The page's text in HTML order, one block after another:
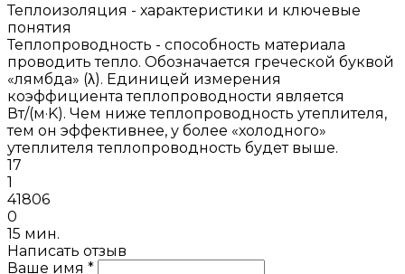
Теплоизоляция - характеристики и ключевые
понятия
Теплопроводность - способность материала
проводить тепло. Обозначается греческой буквой
«лямбда» (λ). Единицей измерения
коэффициента теплопроводности является
Вт/(м·K). Чем ниже теплопроводность утеплителя,
тем он эффективнее, у более «холодного»
утеплителя теплопроводность будет выше.
17
1
41806
0
15 мин.
Написать отзыв
Ваше имя *